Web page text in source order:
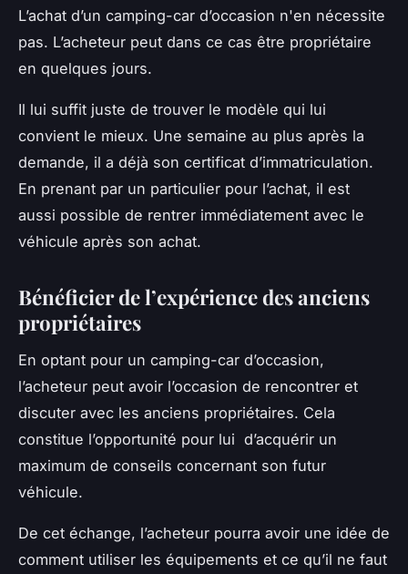
L’achat d’un camping-car d’occasion n'en nécessite
pas. L’acheteur peut dans ce cas être propriétaire
en quelques jours.
Il lui suffit juste de trouver le modèle qui lui
convient le mieux. Une semaine au plus après la
demande, il a déjà son certificat d’immatriculation.
En prenant par un particulier pour l’achat, il est
aussi possible de rentrer immédiatement avec le
véhicule après son achat.
Bénéficier de l’expérience des anciens
propriétaires
En optant pour un camping-car d’occasion,
l’acheteur peut avoir l’occasion de rencontrer et
discuter avec les anciens propriétaires. Cela
constitue l’opportunité pour lui d’acquérir un
maximum de conseils concernant son futur
véhicule.
De cet échange, l’acheteur pourra avoir une idée de
comment utiliser les équipements et ce qu’il ne faut